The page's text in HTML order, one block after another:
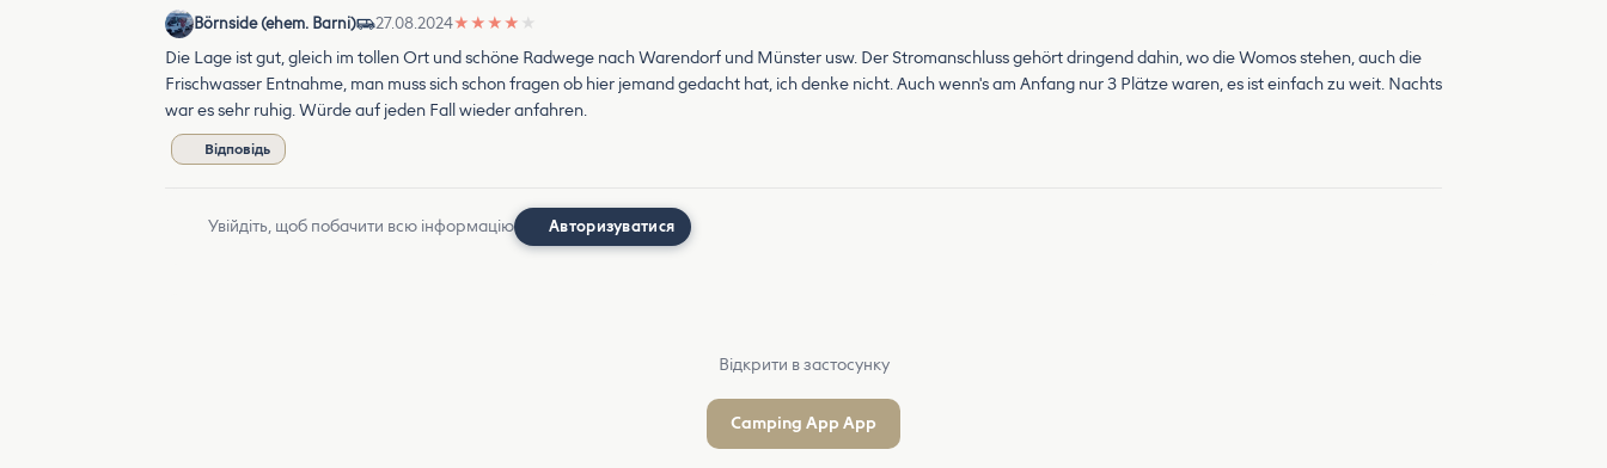
Börnside (ehem. Barni) 27.08.2024★ ★ ★ ★ ★
Die Lage ist gut, gleich im tollen Ort und schöne Radwege nach Warendorf und Münster usw. Der Stromanschluss gehört dringend dahin, wo die Womos stehen, auch die
Frischwasser Entnahme, man muss sich schon fragen ob hier jemand gedacht hat, ich denke nicht. Auch wenn's am Anfang nur 3 Plätze waren, es ist einfach zu weit. Nachts
war es sehr ruhig. Würde auf jeden Fall wieder anfahren.
Відповідь
Увійдіть, щоб побачити всю інформацію Авторизуватися
Відкрити в застосунку
Camping App App